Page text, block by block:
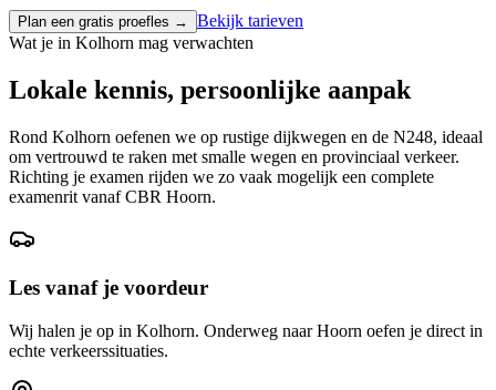
Plan een gratis proefles →
Bekijk tarieven
Wat je in Kolhorn mag verwachten
Lokale kennis, persoonlijke aanpak
Rond Kolhorn oefenen we op rustige dijkwegen en de N248, ideaal
om vertrouwd te raken met smalle wegen en provinciaal verkeer.
Richting je examen rijden we zo vaak mogelijk een complete
examenrit vanaf CBR Hoorn.
Les vanaf je voordeur
Wij halen je op in Kolhorn. Onderweg naar Hoorn oefen je direct in
echte verkeerssituaties.